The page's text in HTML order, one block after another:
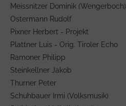
Meissnitzer Dominik (Wengerboch)
Ostermann Rudolf
Pixner Herbert - Projekt
Plattner Luis - Orig. Tiroler Echo
Ramoner Philipp
Steinkellner Jakob
Thurner Peter
Schuhbauer Irmi (Volksmusik)